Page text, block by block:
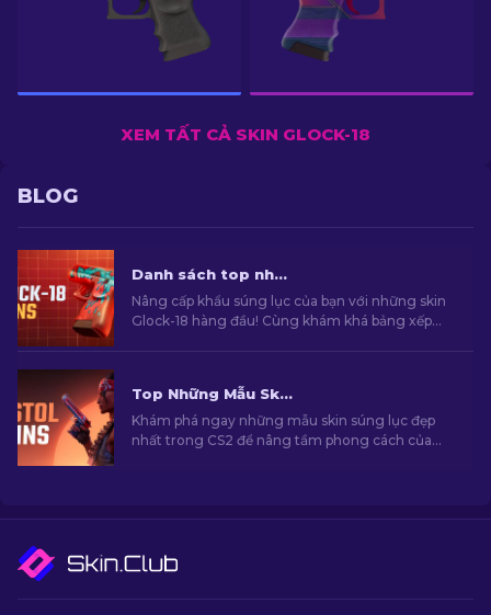
XEM TẤT CẢ SKIN GLOCK-18
BLOG
Danh sách top những skin Glock-18 tốt nhất trong CS2 [2026]
Nâng cấp khẩu súng lục của bạn với những skin
Glock-18 hàng đầu! Cùng khám khá bảng xếp
Top Những Mẫu Skin Súng Lục Đẹp Nhất Trong CS2 [2026]
Khám phá ngay những mẫu skin súng lục đẹp
nhất trong CS2 để nâng tầm phong cách của